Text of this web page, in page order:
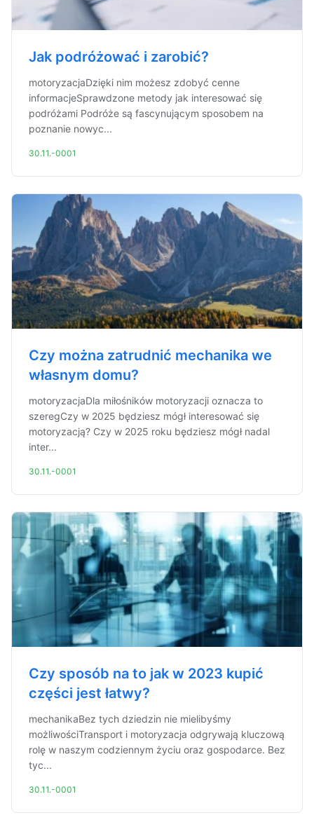
Jak podróżować i zarobić?
motoryzacjaDzięki nim możesz zdobyć cenne
informacjeSprawdzone metody jak interesować się
podróżami Podróże są fascynującym sposobem na
poznanie nowyc...
30.11.-0001
Czy można zatrudnić mechanika we
własnym domu?
motoryzacjaDla miłośników motoryzacji oznacza to
szeregCzy w 2025 będziesz mógł interesować się
motoryzacją? Czy w 2025 roku będziesz mógł nadal
inter...
30.11.-0001
Czy sposób na to jak w 2023 kupić
części jest łatwy?
mechanikaBez tych dziedzin nie mielibyśmy
możliwościTransport i motoryzacja odgrywają kluczową
rolę w naszym codziennym życiu oraz gospodarce. Bez
tyc...
30.11.-0001